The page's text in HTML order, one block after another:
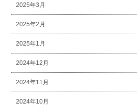
2025年3月
2025年2月
2025年1月
2024年12月
2024年11月
2024年10月